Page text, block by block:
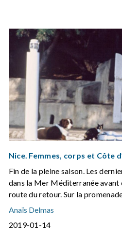
Nice. Femmes, corps et Côte
Fin de la pleine saison. Les
dans la Mer Méditerranée avant
route du retour. Sur la
Anaïs Delmas
2019-01-14